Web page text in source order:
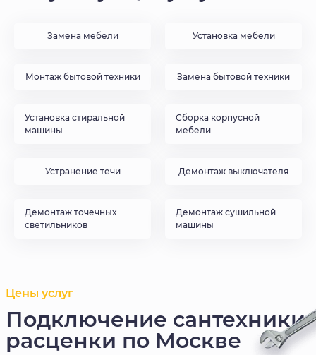
Замена мебели Установка мебели
Монтаж бытовой техники Замена бытовой техники
Установка стиральной
машины
Сборка корпусной
мебели
Устранение течи Демонтаж выключателя
Демонтаж точечных
светильников
Демонтаж сушильной
машины
Цены услуг
Подключение сантехники
расценки по Москве